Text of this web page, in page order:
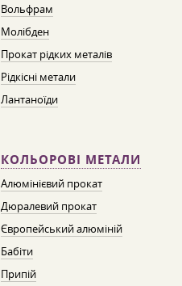
Вольфрам
Молібден
Прокат рідких металів
Рідкісні метали
Лантаноїди
КОЛЬОРОВІ МЕТАЛИ
Алюмінієвий прокат
Дюралевий прокат
Європейський алюміній
Бабіти
Припій